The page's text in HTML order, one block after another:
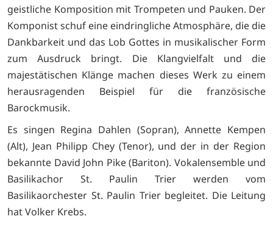
geistliche Komposition mit Trompeten und Pauken. Der
Komponist schuf eine eindringliche Atmosphäre, die die
Dankbarkeit und das Lob Gottes in musikalischer Form
zum Ausdruck bringt. Die Klangvielfalt und die
majestätischen Klänge machen dieses Werk zu einem
herausragenden Beispiel für die französische
Barockmusik.
Es singen Regina Dahlen (Sopran), Annette Kempen
(Alt), Jean Philipp Chey (Tenor), und der in der Region
bekannte David John Pike (Bariton). Vokalensemble und
Basilikachor St. Paulin Trier werden vom
Basilikaorchester St. Paulin Trier begleitet. Die Leitung
hat Volker Krebs.